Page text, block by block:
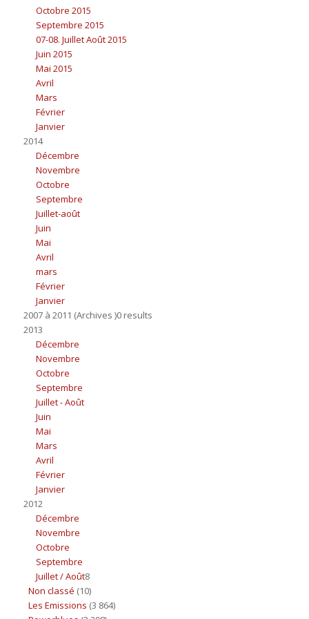
Octobre 2015
Septembre 2015
07-08. Juillet Août 2015
Juin 2015
Mai 2015
Avril
Mars
Février
Janvier
2014
Décembre
Novembre
Octobre
Septembre
Juillet-août
Juin
Mai
Avril
mars
Février
Janvier
2007 à 2011 (Archives )0 results
2013
Décembre
Novembre
Octobre
Septembre
Juillet - Août
Juin
Mai
Mars
Avril
Février
Janvier
2012
Décembre
Novembre
Octobre
Septembre
Juillet / Août8
Non classé (10)
Les Emissions (3 864)